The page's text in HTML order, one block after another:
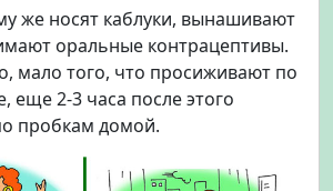
же носят каблуки, вынашивают
оральные контрацептивы.
мало того, что просиживают по
еще 2-3 часа после этого
пробкам домой.